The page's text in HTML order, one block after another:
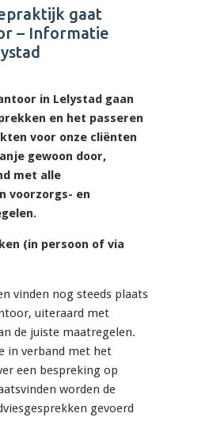
gaat
– Informatie
in Lelystad gaan
en het passeren
voor onze cliënten
gewoon door,
met alle
voorzorgs- en
(in persoon of via
vinden nog steeds plaats
uiteraard met
de juiste maatregelen.
in verband met het
een bespreking op
worden de
gevoerd